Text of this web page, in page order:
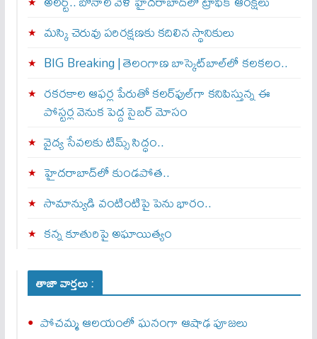
మస్కి చెరువు పరిరక్షణకు కదిలిన స్థానికులు
BIG Breaking | తెలంగాణ బాస్కెట్‌బాల్‌లో కలకలం..
రకరకాల ఆఫర్ల పేరుతో కలర్‌ఫుల్‌గా కనిపిస్తున్న ఈ
పోస్టర్ల వెనుక పెద్ద సైబర్ మోసం
వైద్య సేవలకు టిమ్స్‌ సిద్ధం..
హైదరాబాద్‌లో కుండపోత..
సామాన్యుడి వంటింటిపై పెను భారం..
కన్న కూతురిపై అఘాయిత్యం
తాజా వార్తలు :
పోచమ్మ ఆలయంలో ఘనంగా ఆషాఢ పూజలు